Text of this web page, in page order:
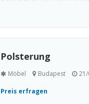
Polsterung
Möbel Budapest
Preis erfragen